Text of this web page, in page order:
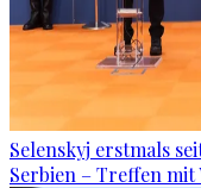
Selenskyj erstmals
Serbien – Treffen mit